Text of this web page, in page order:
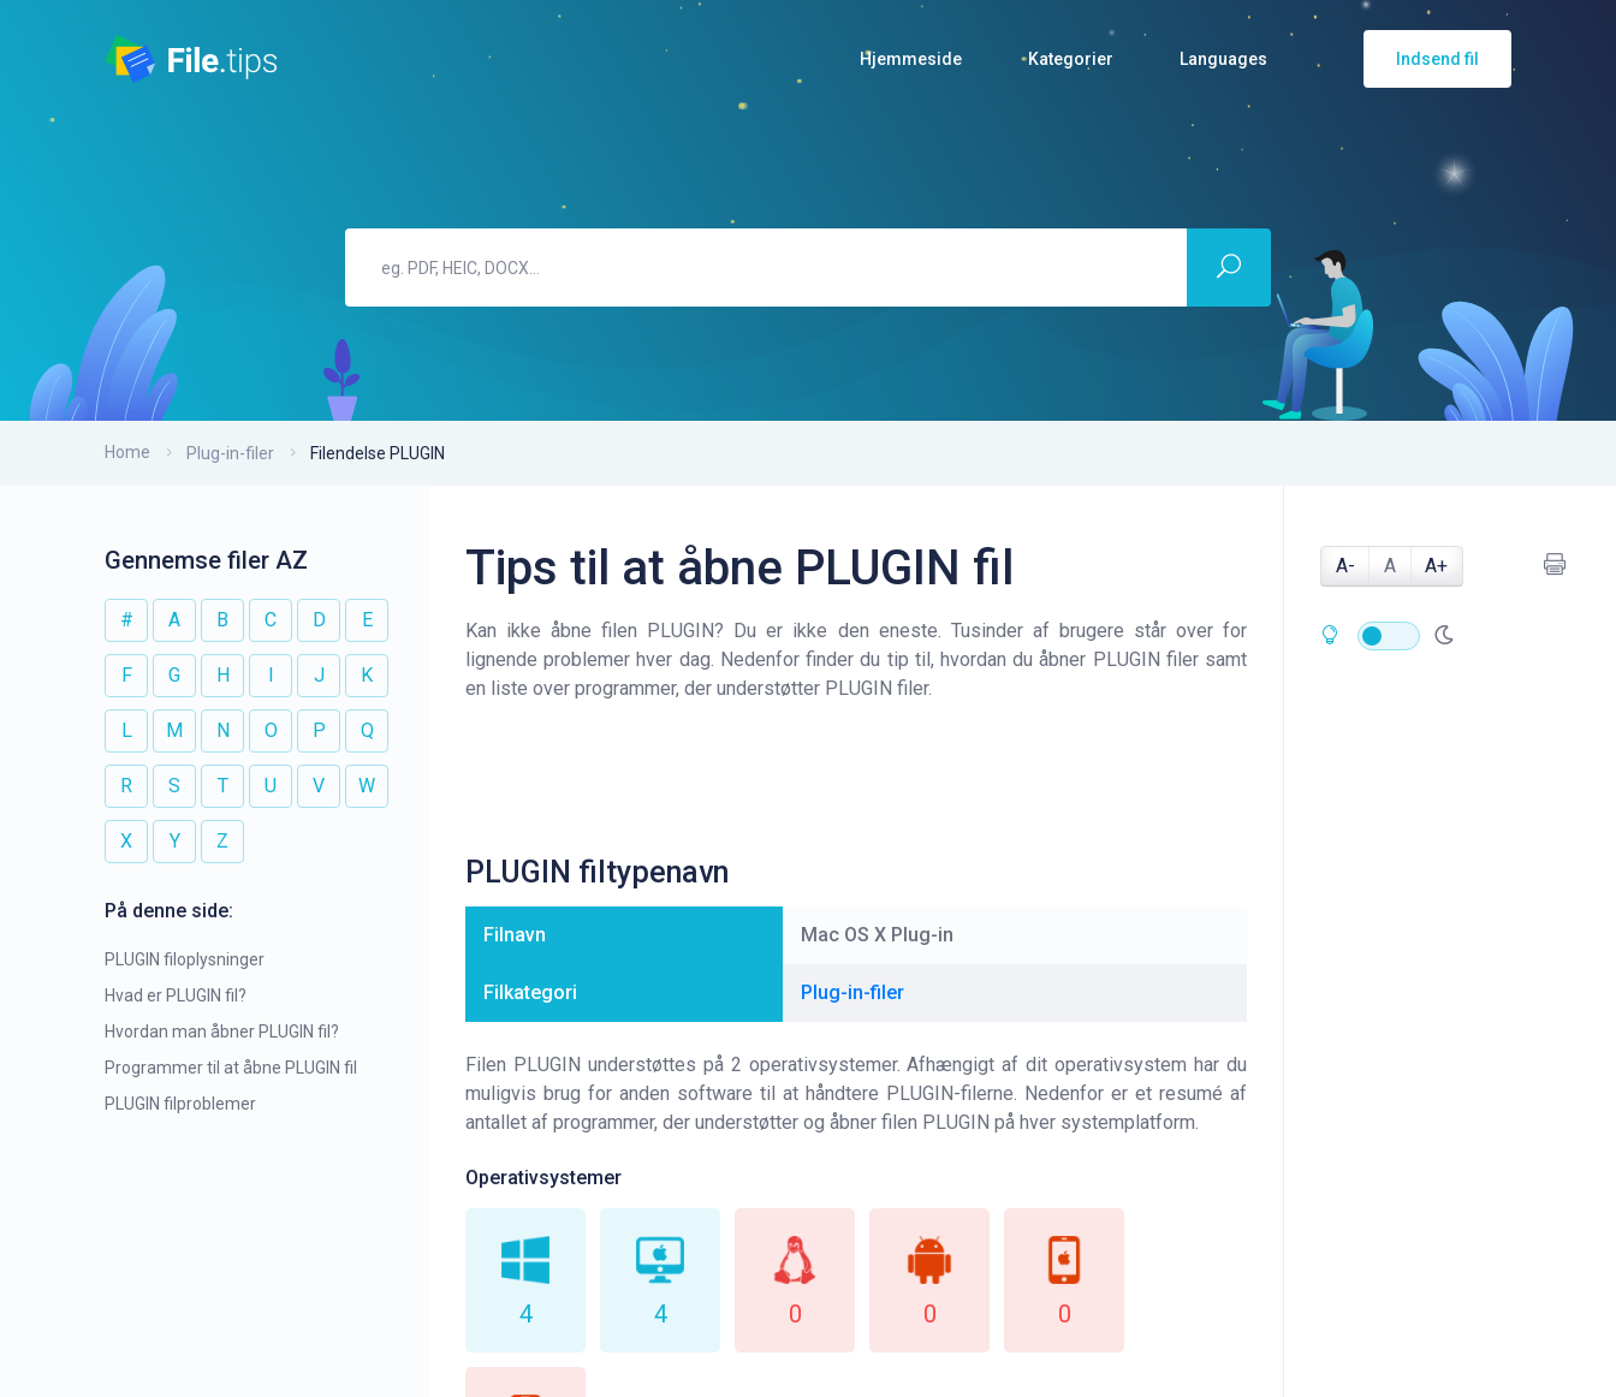
Hjemmeside Kategorier Languages Indsend fil
Home Plug-in-filer Filendelse PLUGIN
Gennemse filer AZ
# A B C D E
F G H I J K
L M N O P Q
R S T U V W
X Y Z
På denne side:
PLUGIN filoplysninger
Hvad er PLUGIN fil?
Hvordan man åbner PLUGIN fil?
Programmer til at åbne PLUGIN fil
PLUGIN filproblemer
Tips til at åbne PLUGIN fil
Kan ikke åbne filen PLUGIN? Du er ikke den eneste. Tusinder af brugere står over for
lignende problemer hver dag. Nedenfor finder du tip til, hvordan du åbner PLUGIN filer samt
en liste over programmer, der understøtter PLUGIN filer.
PLUGIN filtypenavn
Filnavn Mac OS X Plug-in
Filkategori Plug-in-filer
Filen PLUGIN understøttes på 2 operativsystemer. Afhængigt af dit operativsystem har du
muligvis brug for anden software til at håndtere PLUGIN-filerne. Nedenfor er et resumé af
antallet af programmer, der understøtter og åbner filen PLUGIN på hver systemplatform.
Operativsystemer
4 4 0 0 0
A- A A+